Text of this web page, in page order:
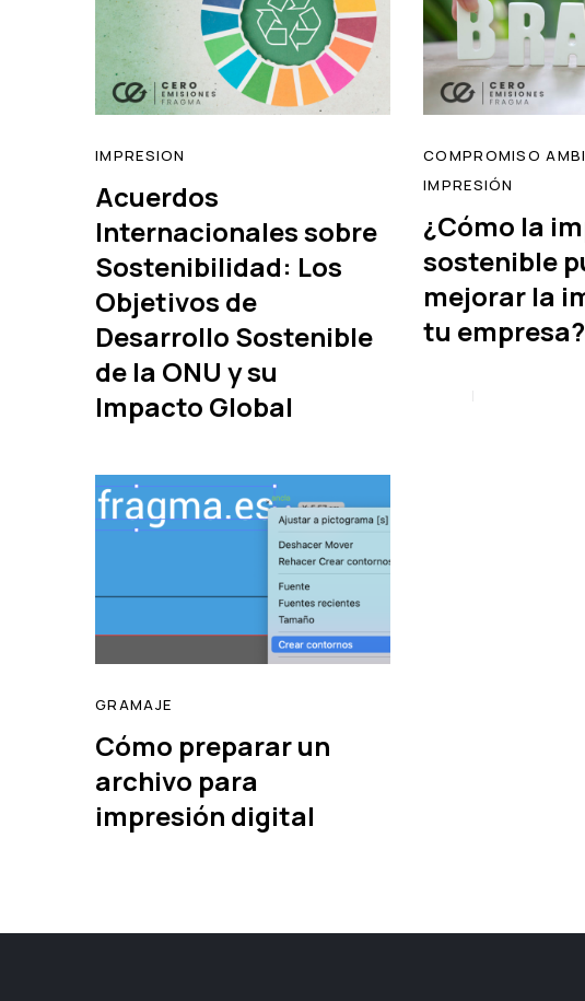
IMPRESION
Acuerdos
Internacionales sobre
Sostenibilidad: Los
Objetivos de
Desarrollo Sostenible
de la ONU y su
Impacto Global
COMPROMISO
IMPRESIÓN
¿Cómo la
sostenible
mejorar la
tu empresa?
Tags
GRAMAJE
Cómo preparar un
archivo para
impresión digital